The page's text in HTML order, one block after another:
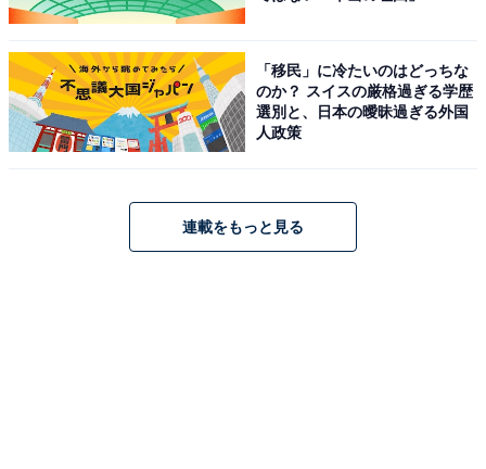
Amazonで見る
ハイコーキ「RB18DC」
HiKOKI(ハイコーキ) 14.4V 18V 兼用 充電式 ブロワ 大風
「移民」に冷たいのはどっちな
のか？ スイスの厳格過ぎる学歴
選別と、日本の曖昧過ぎる外国
人政策
連載をもっと見る